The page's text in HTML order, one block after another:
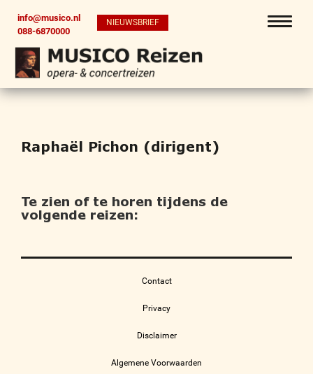
info@musico.nl
088-6870000
NIEUWSBRIEF
Raphaël Pichon (dirigent)
Te zien of te horen tijdens de
volgende reizen:
Contact
Privacy
Disclaimer
Algemene Voorwaarden